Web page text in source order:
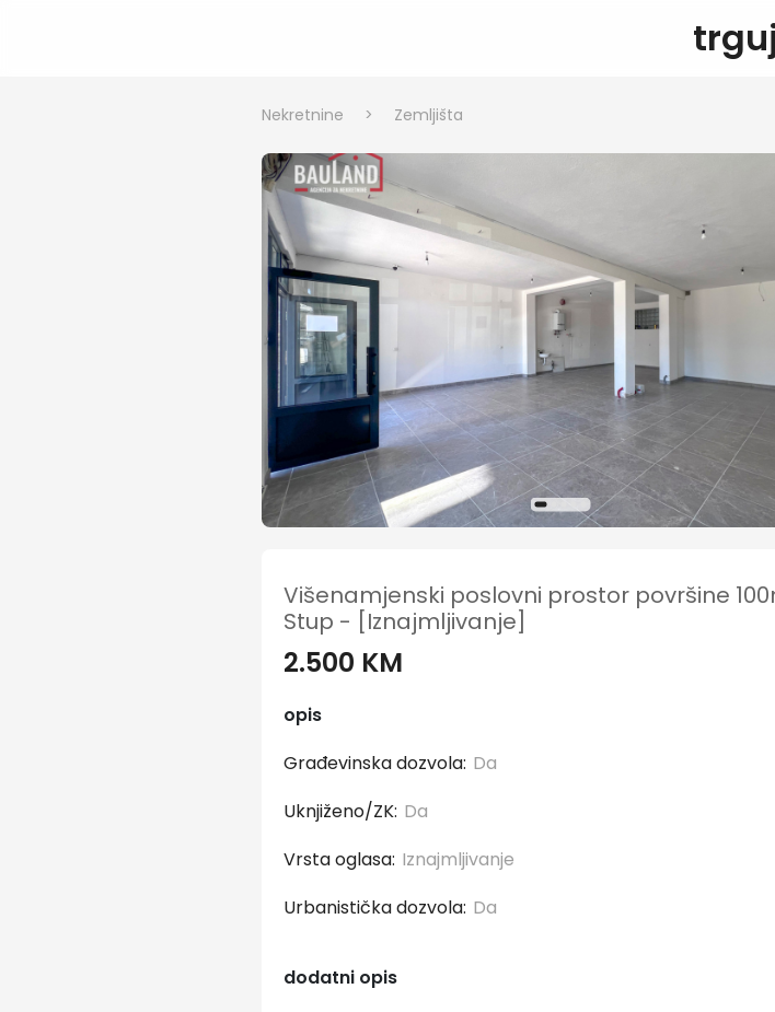
Nekretnine > Zemljišta
Višenamjenski poslovni prostor površine
Stup - [Iznajmljivanje]
2.500 KM
opis
Građevinska dozvola:
Da
Uknjiženo/ZK:
Da
Vrsta oglasa: Iznajmljivanje
Urbanistička dozvola:
Da
dodatni opis